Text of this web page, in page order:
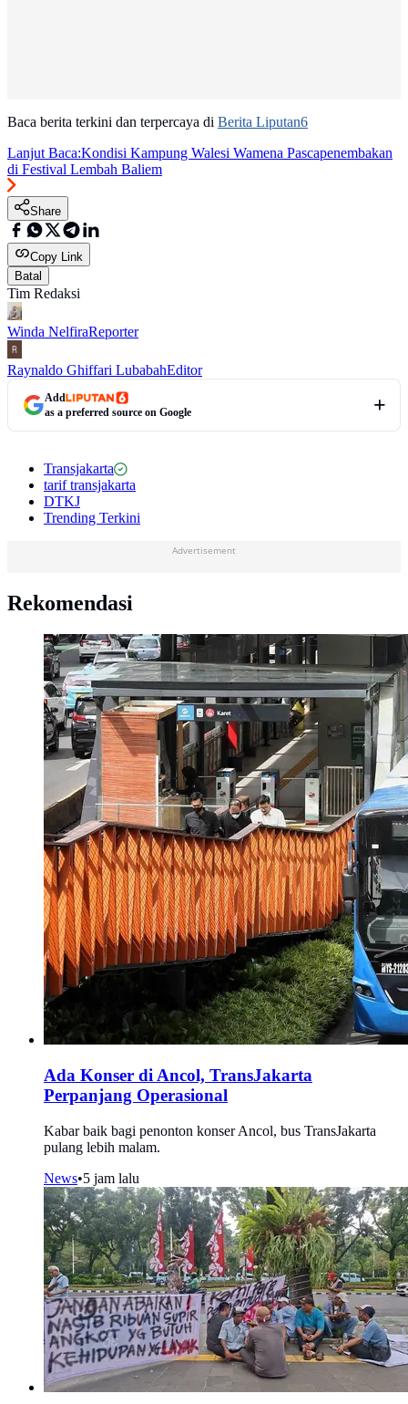
Baca berita terkini dan terpercaya di Berita Liputan6
Lanjut Baca:Kondisi Kampung Walesi Wamena Pascapenembakan
di Festival Lembah Baliem
Share
Copy Link
Batal
Tim Redaksi
Winda NelfiraReporter
Raynaldo Ghiffari LubabahEditor
Add
as a preferred source on Google
Transjakarta
tarif transjakarta
DTKJ
Trending Terkini
Advertisement
Rekomendasi
Ada Konser di Ancol, TransJakarta
Perpanjang Operasional
Kabar baik bagi penonton konser Ancol, bus TransJakarta
pulang lebih malam.
News•5 jam lalu